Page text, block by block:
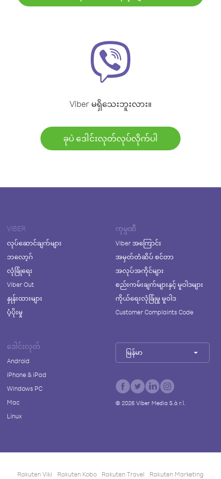
Viber မရှိသေးဘူးလား။
ခုပဲ ဒေါင်းလုတ်လုပ်လိုက်ပါ
VIBER
လုပ်ဆောင်ချက်များ
ဘလော့ဂ်
လုံခြုံရေး
Viber Out
နှုန်းထားများ
ပံ့ပိုးမှု
ကုမ္ပဏီ
Viber အကြောင်း
အမှတ်တံဆိပ် စင်တာ
အလုပ်အကိုင်များ
စည်းကမ်းချက်များနှင့် မူဝါဒများ
ကိုယ်ရေးလုံခြုံမှု မူဝါဒ
Customer Complaints Code
ဒေါင်းလုတ်
Android
iPhone & iPad
Windows PC
Mac
Linux
မြန်မာ
© 2026Viber Media S.à r.l.
Rakuten Viki Rakuten Kobo Rakuten Travel Rakuten Marketing